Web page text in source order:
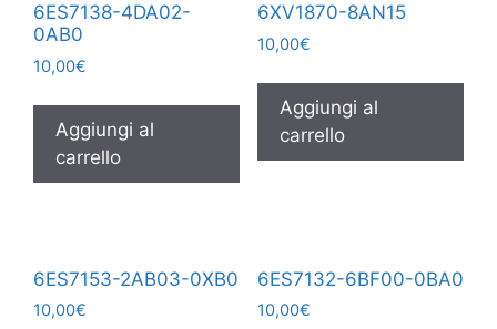
6ES7138-4DA02-
0AB0
10,00€
Aggiungi al
carrello
6XV1870-8AN15
10,00€
Aggiungi al
carrello
6ES7153-2AB03-0XB0
10,00€
6ES7132-6BF00-0BA0
10,00€